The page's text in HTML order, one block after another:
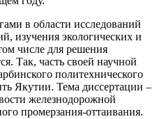
в области исследований
изучения экологических и
числе для решения
Так, часть своей научной
политехнического
Якутии. Тема диссертации –
железнодорожной
промерзания-оттаивания.